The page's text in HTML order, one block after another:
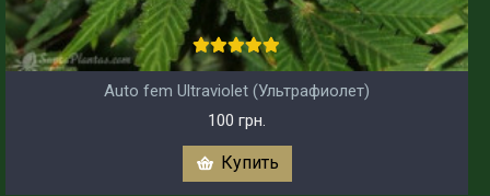
Auto fem Ultraviolet (Ультрафиолет)
100 грн.
Купить